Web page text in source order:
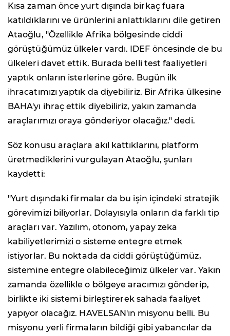
Kısa zaman önce yurt dışında birkaç fuara
katıldıklarını ve ürünlerini anlattıklarını dile getiren
Ataoğlu, "Özellikle Afrika bölgesinde ciddi
görüştüğümüz ülkeler vardı. IDEF öncesinde de bu
ülkeleri davet ettik. Burada belli test faaliyetleri
yaptık onların isterlerine göre. Bugün ilk
ihracatımızı yaptık da diyebiliriz. Bir Afrika ülkesine
BAHA'yı ihraç ettik diyebiliriz, yakın zamanda
araçlarımızı oraya gönderiyor olacağız." dedi.
Söz konusu araçlara akıl kattıklarını, platform
üretmediklerini vurgulayan Ataoğlu, şunları
kaydetti:
"Yurt dışındaki firmalar da bu işin içindeki stratejik
görevimizi biliyorlar. Dolayısıyla onların da farklı tip
araçları var. Yazılım, otonom, yapay zeka
kabiliyetlerimizi o sisteme entegre etmek
istiyorlar. Bu noktada da ciddi görüştüğümüz,
sistemine entegre olabileceğimiz ülkeler var. Yakın
zamanda özellikle o bölgeye aracımızı gönderip,
birlikte iki sistemi birleştirerek sahada faaliyet
yapıyor olacağız. HAVELSAN'ın misyonu belli. Bu
misyonu yerli firmaların bildiği gibi yabancılar da